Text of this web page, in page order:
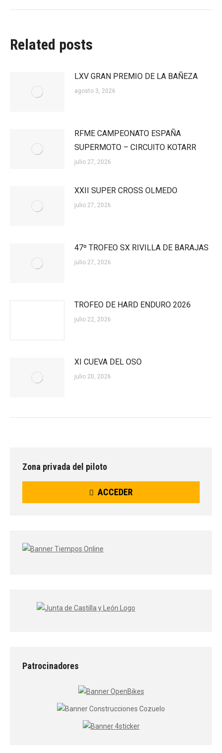
Related posts
LXV GRAN PREMIO DE LA BAÑEZA
agosto 3, 2026
RFME CAMPEONATO ESPAÑA
SUPERMOTO – CIRCUITO KOTARR
julio 27, 2026
XXII SUPER CROSS OLMEDO
julio 27, 2026
47º TROFEO SX RIVILLA DE BARAJAS
julio 27, 2026
TROFEO DE HARD ENDURO 2026
julio 22, 2026
XI CUEVA DEL OSO
julio 20, 2026
Zona privada del piloto
ACCEDER
Patrocinadores